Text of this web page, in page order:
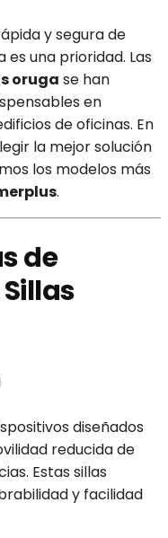
y segura de
una prioridad. Las
oruga se han
en
de oficinas. En
la mejor solución
los modelos más
.
de
diseñados
reducida de
Estas sillas
y facilidad